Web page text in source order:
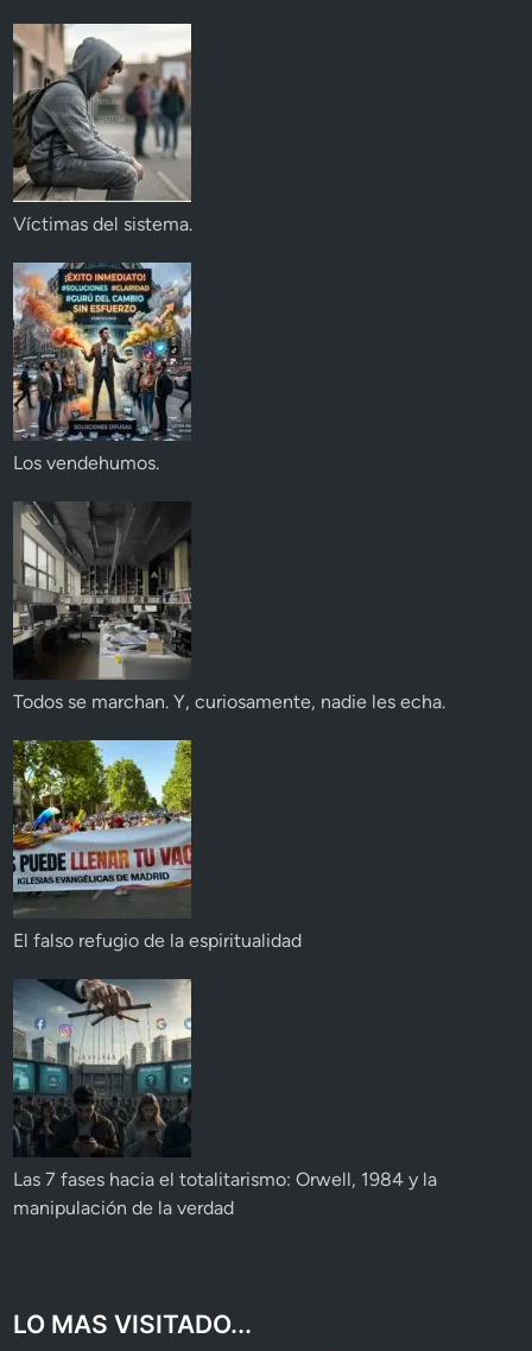
Víctimas del sistema.
Los vendehumos.
Todos se marchan. Y, curiosamente, nadie les echa.
El falso refugio de la espiritualidad
Las 7 fases hacia el totalitarismo: Orwell, 1984 y la
manipulación de la verdad
LO MAS VISITADO...